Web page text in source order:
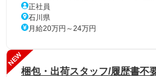
正社員
石川県
月給20万円～24万円
NEW
梱包・出荷スタッフ/履歴書不